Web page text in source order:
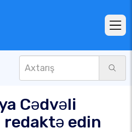
Cədvəli
edin